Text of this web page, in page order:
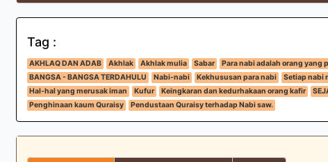
Tag :
AKHLAQ DAN ADAB Akhlak Akhlak mulia Sabar
Para nabi adalah orang yang
BANGSA - BANGSA TERDAHULU
Nabi-nabi Kekhususan para nabi Setiap nabi
Hal-hal yang merusak iman
Kufur Keingkaran dan kedurhakaan orang kafir
Penghinaan kaum Quraisy
Pendustaan Quraisy terhadap Nabi saw.